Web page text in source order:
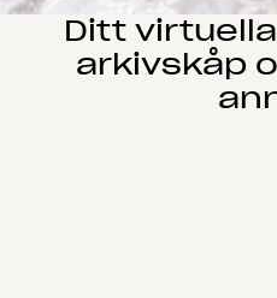
Ditt
arkivskåp